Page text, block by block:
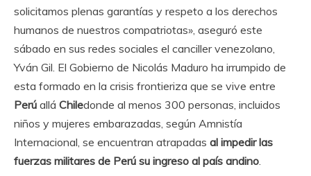
solicitamos plenas garantías y respeto a los derechos
humanos de nuestros compatriotas», aseguró este
sábado en sus redes sociales el canciller venezolano,
Yván Gil. El Gobierno de Nicolás Maduro ha irrumpido de
esta formado en la crisis frontieriza que se vive entre
Perú allá Chiledonde al menos 300 personas, incluidos
niños y mujeres embarazadas, según Amnistía
Internacional, se encuentran atrapadas al impedir las
fuerzas militares de Perú su ingreso al país andino